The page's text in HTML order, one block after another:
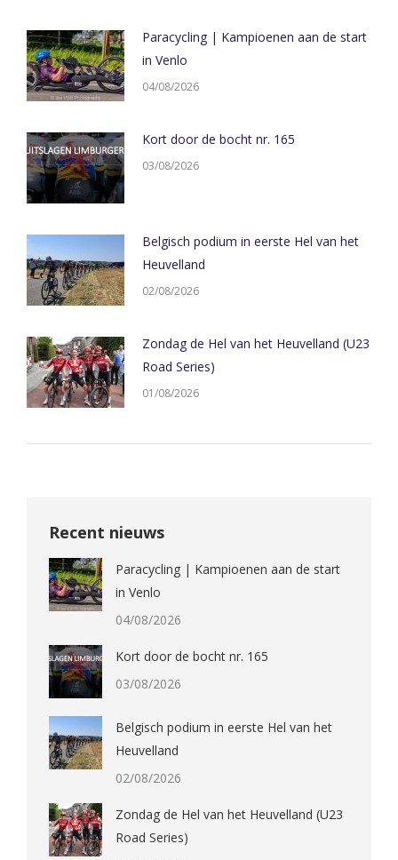
Paracycling | Kampioenen aan de start
in Venlo
04/08/2026
Kort door de bocht nr. 165
03/08/2026
Belgisch podium in eerste Hel van het
Heuvelland
02/08/2026
Zondag de Hel van het Heuvelland (U23
Road Series)
01/08/2026
Recent nieuws
Paracycling | Kampioenen aan de start
in Venlo
04/08/2026
Kort door de bocht nr. 165
03/08/2026
Belgisch podium in eerste Hel van het
Heuvelland
02/08/2026
Zondag de Hel van het Heuvelland (U23
Road Series)